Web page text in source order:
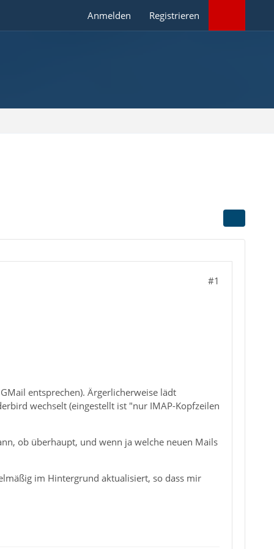
Anmelden Registrieren
#1
entsprechen). Ärgerlicherweise lädt
wechselt (eingestellt ist "nur IMAP-Kopfzeilen
ob überhaupt, und wenn ja welche neuen Mails
im Hintergrund aktualisiert, so dass mir